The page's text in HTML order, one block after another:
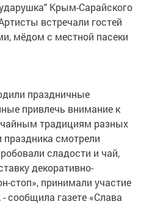
Крым-Сарайского
встречали гостей
мёдом с местной пасеки
праздничные
привлечь внимание к
традициям разных
праздника смотрели
сладости и чай,
декоративно-
стоп», принимали участие
сообщила газете «Слава